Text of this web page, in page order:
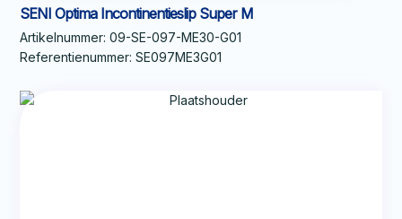
SENI Optima Incontinentieslip Super M
Artikelnummer: 09-SE-097-ME30-G01
Referentienummer: SE097ME3G01